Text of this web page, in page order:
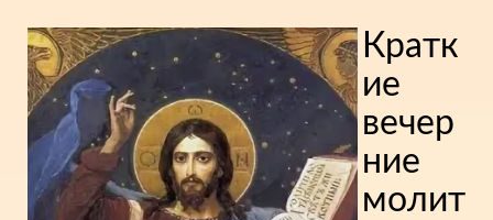
Кратк
ие
вечер
ние
молит